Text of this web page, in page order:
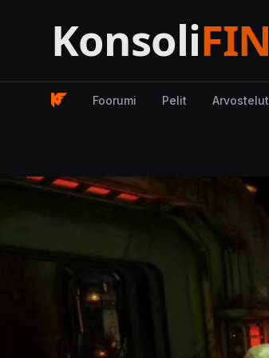
Foorumi Pelit Arvostelut
Kuva